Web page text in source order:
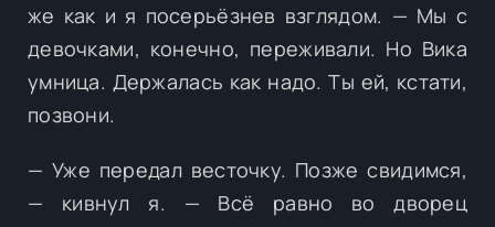
же как и я посерьёзнев взглядом. — Мы с
девочками, конечно, переживали. Но Вика
умница. Держалась как надо. Ты ей, кстати,
позвони.
— Уже передал весточку. Позже свидимся,
— кивнул я. — Всё равно во дворец